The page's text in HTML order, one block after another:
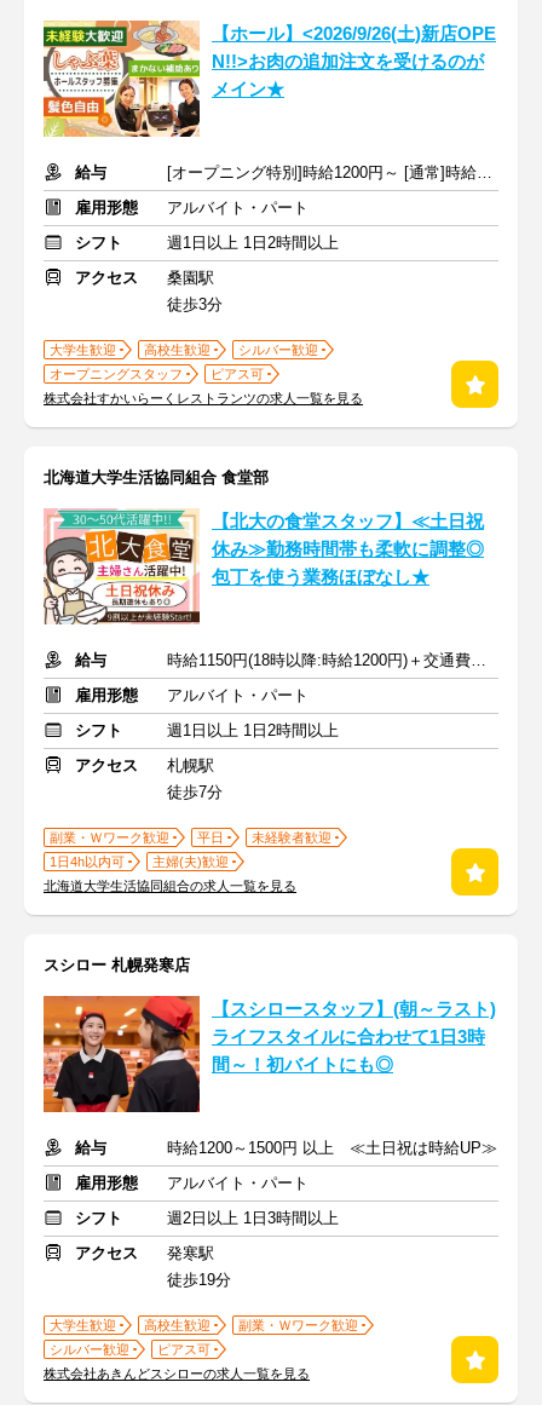
【ホール】<2026/9/26(土)新店OPE
N!!>お肉の追加注文を受けるのが
メイン★
給与
[オープニング特別]時給1200円～ [通常]時給1100円～ ＋交通費
雇用形態
アルバイト・パート
シフト
週1日以上 1日2時間以上
アクセス
桑園駅
徒歩3分
大学生歓迎 高校生歓迎
シルバー歓迎
オープニングスタッフ
ピアス可
株式会社すかいらーくレストランツの求人一覧を見る
北海道大学生活協同組合 食堂部
【北大の食堂スタッフ】≪土日祝
休み≫勤務時間帯も柔軟に調整◎
包丁を使う業務ほぼなし★
給与
時給1150円(18時以降:時給1200円)＋交通費規定支給
雇用形態
アルバイト・パート
シフト
週1日以上 1日2時間以上
アクセス
札幌駅
徒歩7分
副業・Ｗワーク歓迎 平日
未経験者歓迎
1日4h以内可
主婦(夫)歓迎
北海道大学生活協同組合の求人一覧を見る
スシロー 札幌発寒店
【スシロースタッフ】(朝～ラスト)
ライフスタイルに合わせて1日3時
間～！初バイトにも◎
給与
時給1200～1500円 以上 ≪土日祝は時給UP≫
雇用形態
アルバイト・パート
シフト
週2日以上 1日3時間以上
アクセス
発寒駅
徒歩19分
大学生歓迎 高校生歓迎
副業・Ｗワーク歓迎
シルバー歓迎
ピアス可
株式会社あきんどスシローの求人一覧を見る